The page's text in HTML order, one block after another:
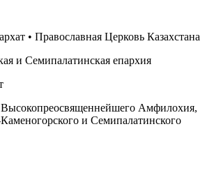
• Православная Церковь Казахстана
Амфилохия,
и Семипалатинского